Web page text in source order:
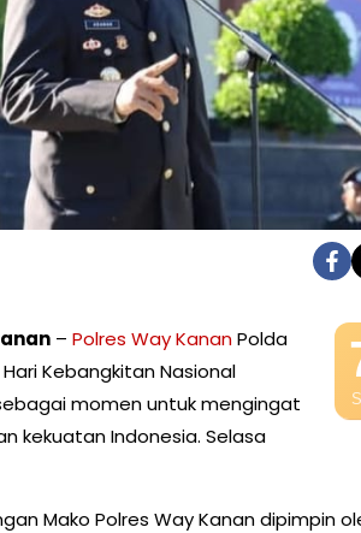
– Polres Way KananPolda
Kebangkitan Nasional
momen untuk mengingat
kekuatan Indonesia. Selasa
Mako Polres Way Kanan dipimpin